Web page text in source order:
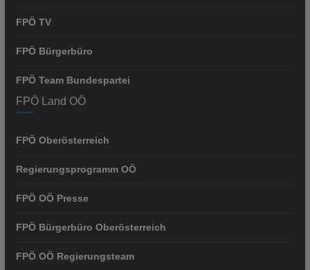
FPÖ TV
FPÖ Bürgerbüro
FPÖ Team Bundespartei
FPÖ Land OÖ
FPÖ Oberösterreich
Regierungsprogramm OÖ
FPÖ OÖ Presse
FPÖ Bürgerbüro Oberösterreich
FPÖ OÖ Regierungsteam